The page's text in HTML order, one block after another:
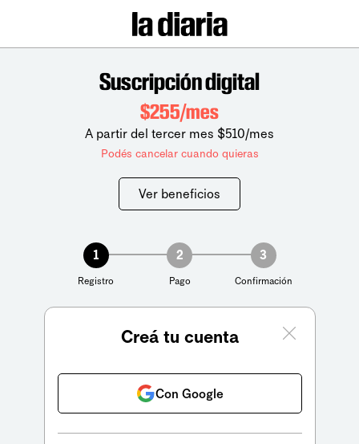
Suscripción digital
$255/mes
A partir del tercer mes $510/mes
Podés cancelar cuando quieras
Ver beneficios
1
Registro
2
Pago
3
Confirmación
Creá tu cuenta
Con Google